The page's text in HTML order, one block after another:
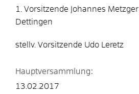
1. Vorsitzende Johannes Metzger
Dettingen
stellv. Vorsitzende Udo Leretz
Hauptversammlung:
13.02.2017